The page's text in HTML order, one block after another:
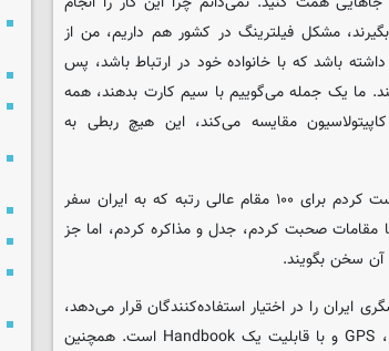
مشکل فیلترینگ در کشور هم داریم، من از
باشد که با خانواده خود در ارتباط باشد، پس
ما یک جمله می‌گوییم با سیم کارت بدهند، همه
مقایسه می‌کند، این هیچ ربطی به
او ادامه داد: من در جریان نمایشگاه گردشگری درخواست کردم برای ۱۰۰ مقام عالی رتبه که به ایران سفر
مقامات صحبت کردم، جدل و مذاکره کردم، اما جز
آن سخن بگویند.
را در اختیار استفاده‌کنندگان قرار می‌دهد،
به اینترنت دسترسی آسان‌تری دارد و دارای مالتی مدیا، GPS و با قابلیت یک Handbook است. همچنین